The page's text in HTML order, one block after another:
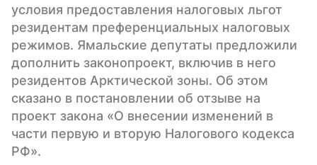
условия предоставления налоговых льгот
резидентам преференциальных налоговых
режимов. Ямальские депутаты предложили
дополнить законопроект, включив в него
резидентов Арктической зоны. Об этом
сказано в постановлении об отзыве на
проект закона «О внесении изменений в
части первую и вторую Налогового кодекса
РФ».